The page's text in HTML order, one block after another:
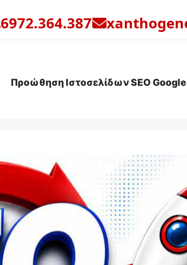
6972.364.387
Προώθηση Ιστοσελίδων SEO Google